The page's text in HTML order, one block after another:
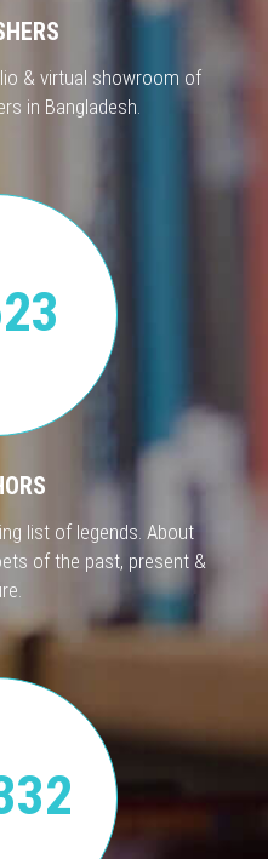
& virtual showroom of
in Bangladesh.
list of legends. About
of the past, present &